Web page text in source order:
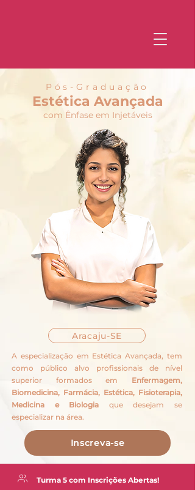
Pós-Graduação
Estética Avançada
com Ênfase em Injetáveis
Aracaju-SE
​A especialização em Estética Avançada, tem
como público alvo profissionais de nível
superior formados em Enfermagem,
Biomedicina, Farmácia, Estética, Fisioterapia,
Medicina e Biologia que desejam se
especializar na área.
Inscreva-se
Turma 5 com Inscrições Abertas!